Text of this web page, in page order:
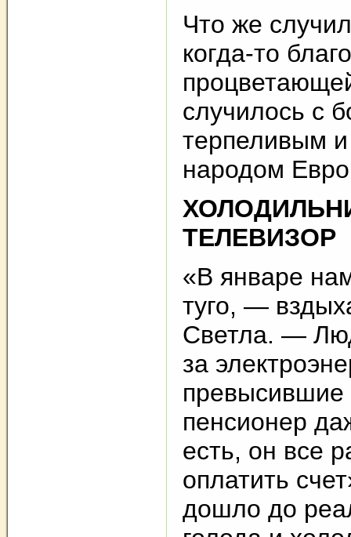
Что же
когда-то
случилось с
терпеливым
народом
ТЕЛЕВИЗОР
«В январе
туго, —
Светла. —
за
превысившие
пенсионер
есть, он все
оплатить
дошло до